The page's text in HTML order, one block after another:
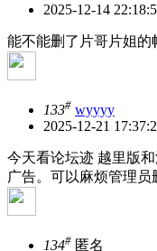
2025-12-14
能不能删了片哥片姐的
133# wyyyy
2025-12-21
今天看论坛迹 越里版
广告。可以麻烦管理
134# 匿名